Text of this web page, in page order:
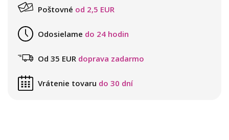
Poštovné od 2,5 EUR
Odosielame do 24 hodin
Od 35 EUR doprava zadarmo
Vrátenie tovaru do 30 dní